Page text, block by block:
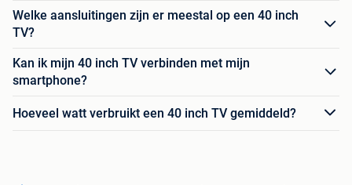
Welke aansluitingen zijn er meestal op een 40 inch
TV?
Kan ik mijn 40 inch TV verbinden met mijn
smartphone?
Hoeveel watt verbruikt een 40 inch TV gemiddeld?